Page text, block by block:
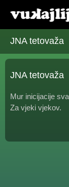
JNA tetovaža
JNA tetovaža
Mur inicijacije
Za vjeki vjekov.